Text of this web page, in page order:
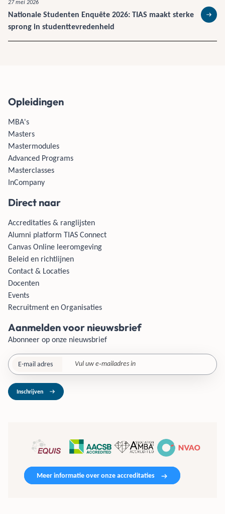
27 mei 2026
Nationale Studenten Enquête 2026: TIAS maakt sterke
sprong in studenttevredenheid
Lees
Opleidingen
MBA's
Masters
Mastermodules
Advanced Programs
Masterclasses
InCompany
Direct naar
Accreditaties & ranglijsten
Alumni platform TIAS Connect
Canvas Online leeromgeving
Beleid en richtlijnen
Contact & Locaties
Docenten
Events
Recruitment en Organisaties
Aanmelden voor nieuwsbrief
Abonneer op onze nieuwsbrief
E-mail adres
Inschrijven
Meer informatie over onze accreditaties